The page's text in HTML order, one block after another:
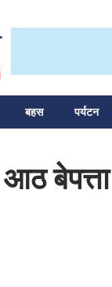
बहस पर्यटन
आठ बेपत्ता